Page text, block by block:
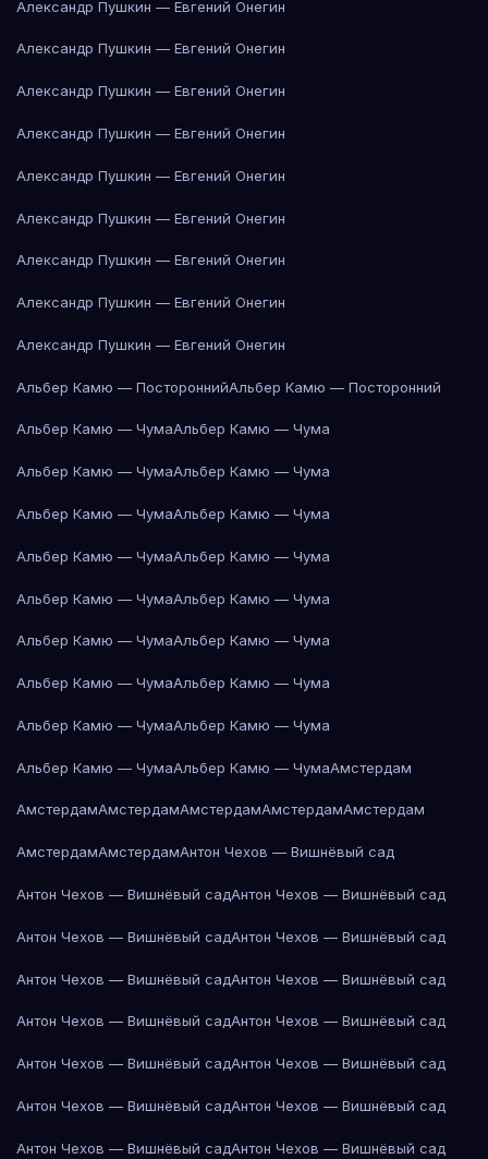
Александр Пушкин — Евгений Онегин
Александр Пушкин — Евгений Онегин
Александр Пушкин — Евгений Онегин
Александр Пушкин — Евгений Онегин
Александр Пушкин — Евгений Онегин
Александр Пушкин — Евгений Онегин
Александр Пушкин — Евгений Онегин
Александр Пушкин — Евгений Онегин
Александр Пушкин — Евгений Онегин
Альбер Камю — ПостороннийАльбер Камю — Посторонний
Альбер Камю — ЧумаАльбер Камю — Чума
Альбер Камю — ЧумаАльбер Камю — Чума
Альбер Камю — ЧумаАльбер Камю — Чума
Альбер Камю — ЧумаАльбер Камю — Чума
Альбер Камю — ЧумаАльбер Камю — Чума
Альбер Камю — ЧумаАльбер Камю — Чума
Альбер Камю — ЧумаАльбер Камю — Чума
Альбер Камю — ЧумаАльбер Камю — Чума
Альбер Камю — ЧумаАльбер Камю — ЧумаАмстердам
АмстердамАмстердамАмстердамАмстердамАмстердам
АмстердамАмстердамАнтон Чехов — Вишнёвый сад
Антон Чехов — Вишнёвый садАнтон Чехов — Вишнёвый сад
Антон Чехов — Вишнёвый садАнтон Чехов — Вишнёвый сад
Антон Чехов — Вишнёвый садАнтон Чехов — Вишнёвый сад
Антон Чехов — Вишнёвый садАнтон Чехов — Вишнёвый сад
Антон Чехов — Вишнёвый садАнтон Чехов — Вишнёвый сад
Антон Чехов — Вишнёвый садАнтон Чехов — Вишнёвый сад
Антон Чехов — Вишнёвый садАнтон Чехов — Вишнёвый сад